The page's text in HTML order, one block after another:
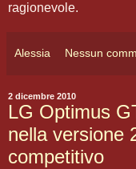
ragionevole.
Alessia Nessun
2 dicembre 2010
LG Optimus
nella versione
competitivo